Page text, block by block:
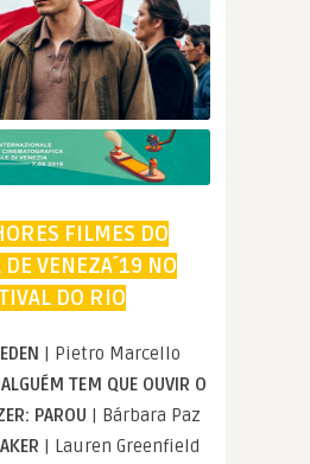
FILMES DO
DE VENEZA´19 NO
DO RIO
| Pietro Marcello
TEM QUE OUVIR O
PAROU | Bárbara Paz
| Lauren Greenfield